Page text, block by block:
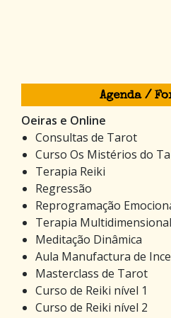
Agenda /
Oeiras e Online
Consultas de Tarot
Curso Os Mistérios do
Terapia Reiki
Regressão
Reprogramação
Terapia Multidimensional
Meditação Dinâmica
Aula Manufactura de
Masterclass de Tarot
Curso de Reiki nível 1
Curso de Reiki nível 2